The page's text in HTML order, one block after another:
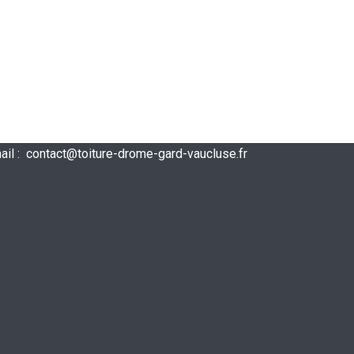
: contact@toiture-drome-gard-vaucluse.fr